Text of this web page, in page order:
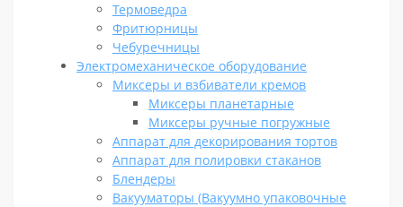
Термоведра
Фритюрницы
Чебуречницы
Электромеханическое оборудование
Миксеры и взбиватели кремов
Миксеры планетарные
Миксеры ручные погружные
Аппарат для декорирования тортов
Аппарат для полировки стаканов
Блендеры
Вакууматоры (Вакуумно упаковочные